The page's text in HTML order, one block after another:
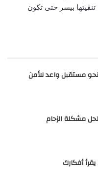
بيسر حتى تكون
نحو مستقبل واعد للأمن
مشكلة الزحام
أفكارك